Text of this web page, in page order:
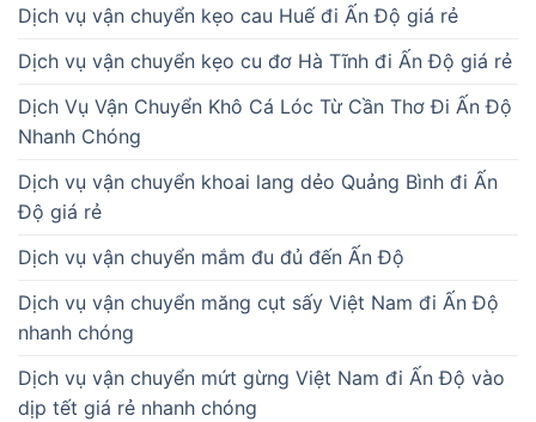
Dịch vụ vận chuyển kẹo cau Huế đi Ấn Độ giá rẻ
Dịch vụ vận chuyển kẹo cu đơ Hà Tĩnh đi Ấn Độ giá rẻ
Dịch Vụ Vận Chuyển Khô Cá Lóc Từ Cần Thơ Đi Ấn Độ
Nhanh Chóng
Dịch vụ vận chuyển khoai lang dẻo Quảng Bình đi Ấn
Độ giá rẻ
Dịch vụ vận chuyển mắm đu đủ đến Ấn Độ
Dịch vụ vận chuyển măng cụt sấy Việt Nam đi Ấn Độ
nhanh chóng
Dịch vụ vận chuyển mứt gừng Việt Nam đi Ấn Độ vào
dịp tết giá rẻ nhanh chóng